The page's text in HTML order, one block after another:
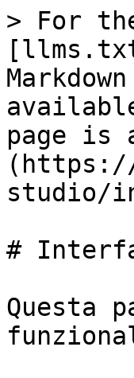
> For
page is
(https://
studio/
#
Questa